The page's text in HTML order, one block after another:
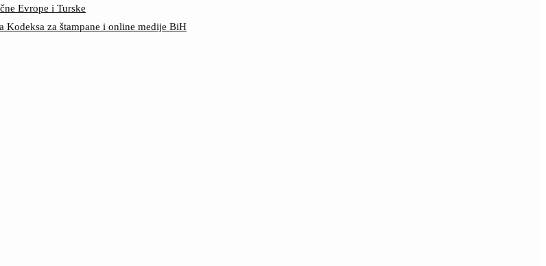
Evrope i Turske
Kodeksa za štampane i online medije BiH